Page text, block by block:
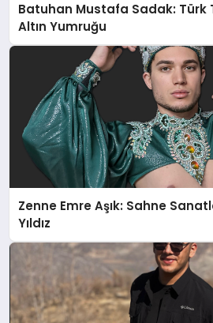
Batuhan Mustafa Sadak: Türk
Altın Yumruğu
Zenne Emre Aşık: Sahne
Yıldız